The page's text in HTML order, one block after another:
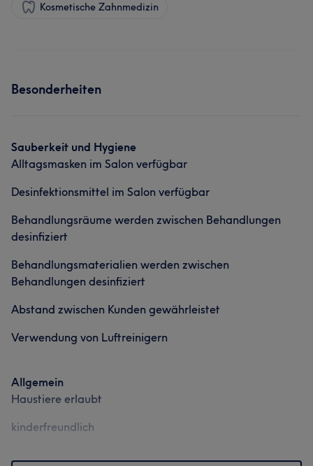
Kosmetische Zahnmedizin
Besonderheiten
Sauberkeit und Hygiene
Alltagsmasken im Salon verfügbar
Desinfektionsmittel im Salon verfügbar
Behandlungsräume werden zwischen Behandlungen
desinfiziert
Behandlungsmaterialien werden zwischen
Behandlungen desinfiziert
Abstand zwischen Kunden gewährleistet
Verwendung von Luftreinigern
Allgemein
Haustiere erlaubt
kinderfreundlich